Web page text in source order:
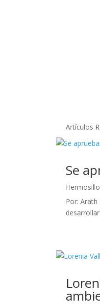
Artículos
Se
Hermosillo
Por: